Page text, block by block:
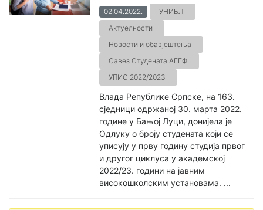
02.04.2022.
УНИБЛ
Актуелности
Новости и обавјештења
Савез Студената АГГФ
УПИС 2022/2023
Влада Републике Српске, на 163.
сједници одржаној 30. марта 2022.
године у Бањој Луци, донијела је
Одлуку о броју студената који се
уписују у прву годину студија првог
и другог циклуса у академској
2022/23. години на јавним
високошколским установама. ...